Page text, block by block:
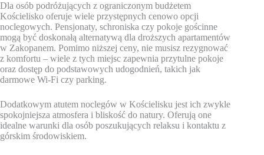
Dla osób podróżujących z ograniczonym budżetem
Kościelisko oferuje wiele przystępnych cenowo opcji
noclegowych. Pensjonaty, schroniska czy pokoje gościnne
mogą być doskonałą alternatywą dla droższych apartamentów
w Zakopanem. Pomimo niższej ceny, nie musisz rezygnować
z komfortu – wiele z tych miejsc zapewnia przytulne pokoje
oraz dostęp do podstawowych udogodnień, takich jak
darmowe Wi-Fi czy parking.
Dodatkowym atutem noclegów w Kościelisku jest ich zwykle
spokojniejsza atmosfera i bliskość do natury. Oferują one
idealne warunki dla osób poszukujących relaksu i kontaktu z
górskim środowiskiem.